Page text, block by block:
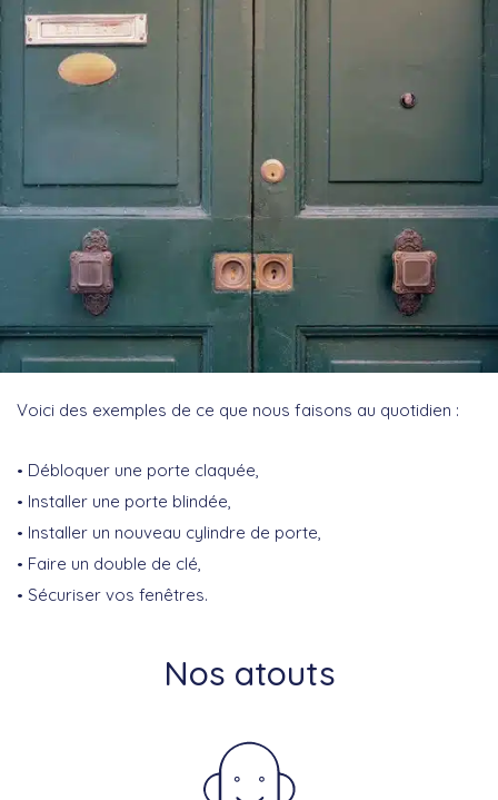
Voici des exemples de ce que nous faisons au quotidien :
Débloquer une porte claquée,
Installer une porte blindée,
Installer un nouveau cylindre de porte,
Faire un double de clé,
Sécuriser vos fenêtres.
Nos atouts